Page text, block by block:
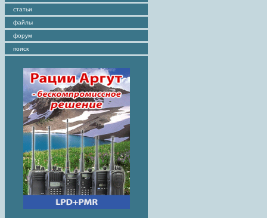
статьи
файлы
форум
поиск